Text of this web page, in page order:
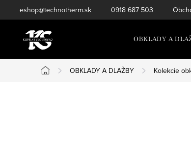
na
eshop@technotherm.sk 0918 687 503
OBKLADY A
Domov
OBKLADY A DLAŽBY Kolekcie